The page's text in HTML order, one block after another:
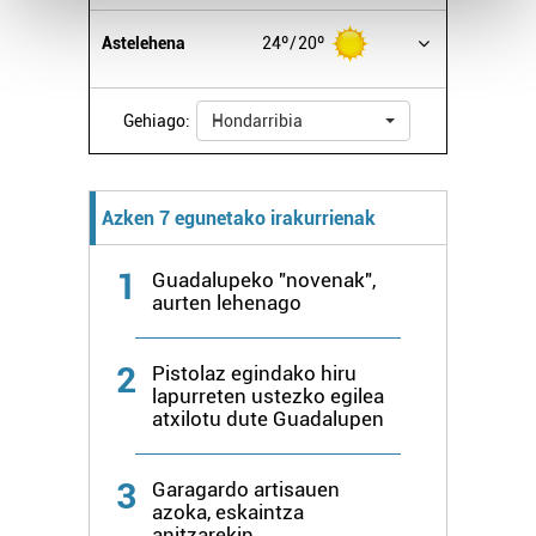
prozesatzen ditugu, zure IP zenbakia, besteak beste,
teknologia erabiliz, cookieak adibidez, iragarki eta eduki
neurtzeko, jendeari buruzko informazioa biltzeko eta
produktuak garatzeko. Zure datuak nork eta zertarako
erabiltzen dituen hauta dezakezu.
Bazkide batzuek ez dizute baimenik eskatzen, eta beren
interes komertzial legitimoetan babesten dira. Ikusi gure
bazkideen zerrenda, beren ustez zein helburutarako
duten interes legitimoa eta horren aurka nola egin
dezakezun ikusteko.
Lortu zure datu pertsonalak prozesatzeko moduari
buruzko informazio gehiago eta ezarri zure lehentasunak
Astelehena 24º 20º
Gehiago: Hondarribia
Azken 7 egunetako irakurrienak
1
Guadalupeko "novenak",
aurten lehenago
2
Pistolaz egindako hiru
lapurreten ustezko egilea
atxilotu dute Guadalupen
3
Garagardo artisauen
azoka, eskaintza